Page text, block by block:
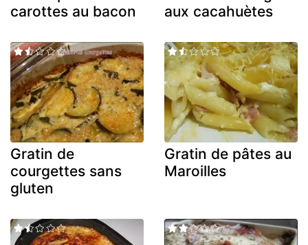
carottes au bacon
aux cacahuètes
Gratin de
courgettes sans
gluten
Gratin de pâtes au
Maroilles